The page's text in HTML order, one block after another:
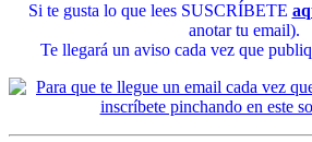
Si te gusta lo que lees SUSCRÍBETE
anotar tu email).
Te llegará un aviso cada vez que